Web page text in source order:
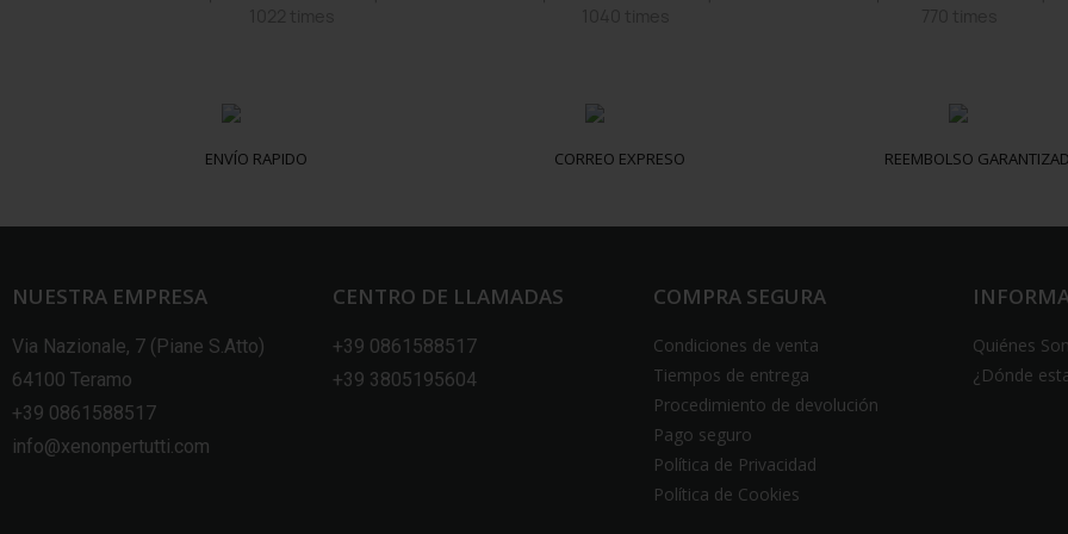
ENVÍO RAPIDO CORREO EXPRESO REEMBOLSO
NUESTRA EMPRESA
Via Nazionale, 7 (Piane S.Atto)
64100 Teramo
+39 0861588517
info@xenonpertutti.com
CENTRO DE LLAMADAS
+39 0861588517
+39 3805195604
COMPRA SEGURA
Condiciones de venta
Tiempos de entrega
Procedimiento de devolución
Pago seguro
Política de Privacidad
Política de Cookies
Quiénes
¿Dónde